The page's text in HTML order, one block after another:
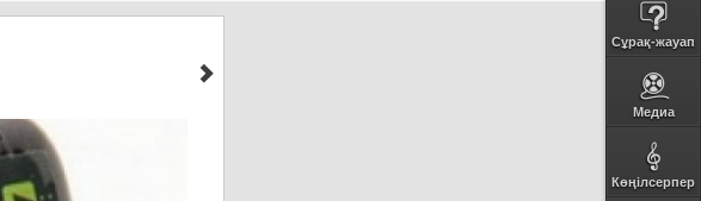
Сұрақ-жауап
Медиа
Көңілсерпер